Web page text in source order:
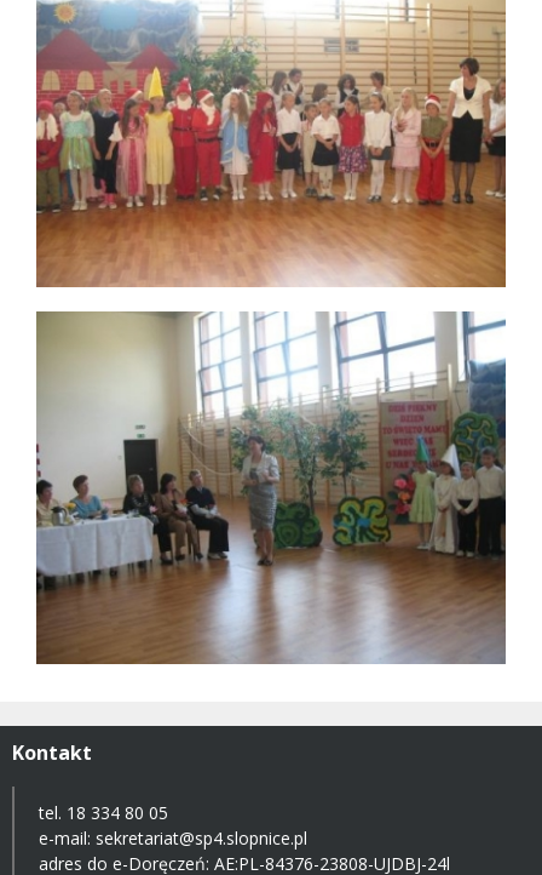
Kontakt
tel. 18 334 80 05
e-mail: sekretariat@sp4.slopnice.pl
adres do e-Doręczeń: AE:PL-84376-23808-UJDBJ-24l